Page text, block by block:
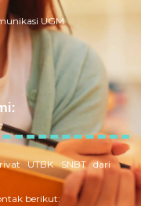
UGM
UTBK SNBT dari
berikut: